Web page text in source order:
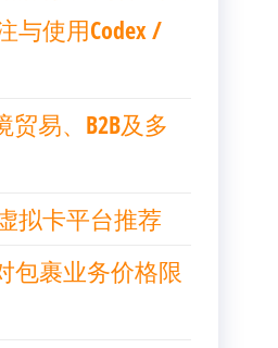
与使用Codex /
贸易、B2B及多
拟卡平台推荐
包裹业务价格限